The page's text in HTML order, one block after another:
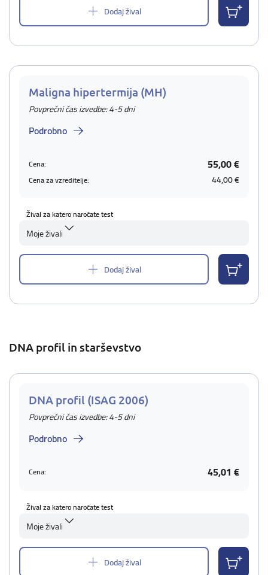
Dodaj žival
Maligna hipertermija (MH)
Povprečni čas izvedbe: 4-5 dni
Podrobno
Cena: 55,00 €
Cena za vzreditelje: 44,00 €
Žival za katero naročate test
Moje živali
Dodaj žival
DNA profil in starševstvo
DNA profil (ISAG 2006)
Povprečni čas izvedbe: 4-5 dni
Podrobno
Cena: 45,01 €
Žival za katero naročate test
Moje živali
Dodaj žival